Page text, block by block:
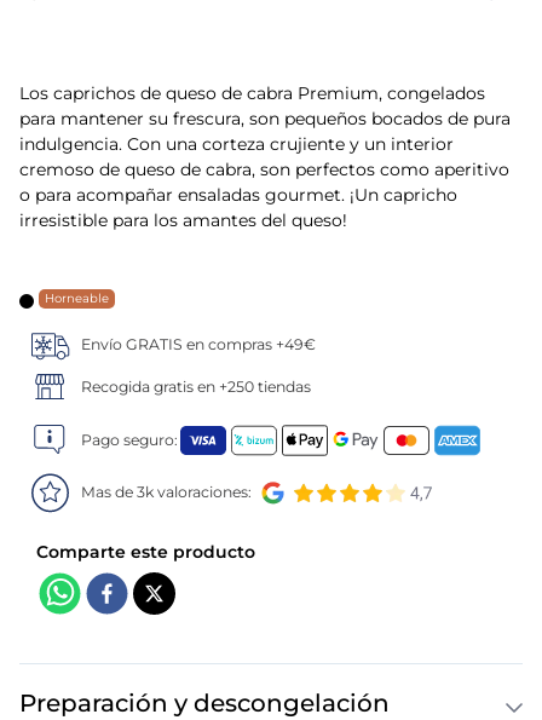
Los caprichos de queso de cabra Premium, congelados
para mantener su frescura, son pequeños bocados de pura
indulgencia. Con una corteza crujiente y un interior
cremoso de queso de cabra, son perfectos como aperitivo
o para acompañar ensaladas gourmet. ¡Un capricho
irresistible para los amantes del queso!
Horneable
Envío GRATIS en compras +49€
Recogida gratis en +250 tiendas
Pago seguro:
Mas de 3k valoraciones:
Preparación y descongelación
verduras
6. croquetas
7 canelones
10. pollo